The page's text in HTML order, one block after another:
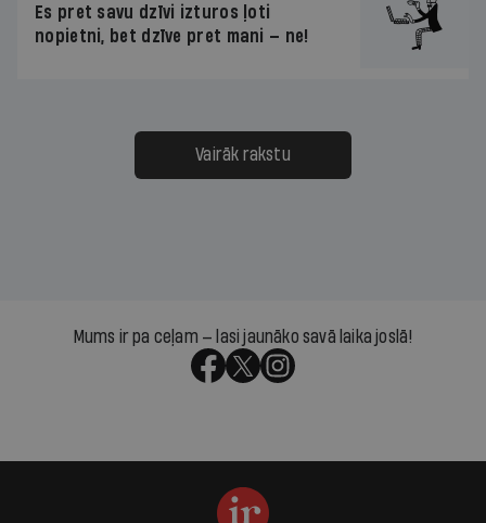
Es pret savu dzīvi izturos ļoti
nopietni, bet dzīve pret mani — ne!
Vairāk rakstu
Mums ir pa ceļam — lasi jaunāko savā laika joslā!